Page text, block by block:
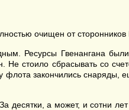
очищен от сторонников
Ресурсы Гвенангана
Не стоило сбрасывать со
флота закончились
десятки, а может, и сотни